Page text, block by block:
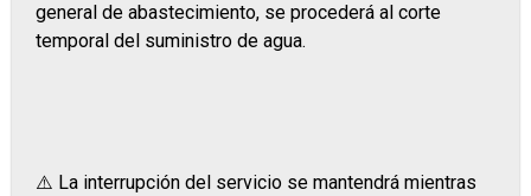
general de abastecimiento, se procederá al corte
temporal del suministro de agua.
⚠️ La interrupción del servicio se mantendrá mientras